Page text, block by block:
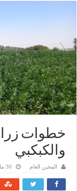
خطوات
والكبكبي
المحرر العام 30 مارس، 2026